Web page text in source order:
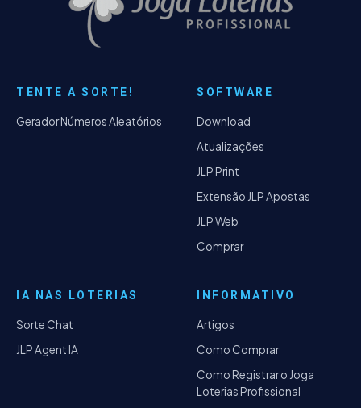
TENTE A SORTE!
Gerador Números Aleatórios
SOFTWARE
Download
Atualizações
JLP Print
Extensão JLP Apostas
JLP Web
Comprar
IA NAS LOTERIAS
Sorte Chat
JLP Agent IA
INFORMATIVO
Artigos
Como Comprar
Como Registrar o Joga
Loterias Profissional